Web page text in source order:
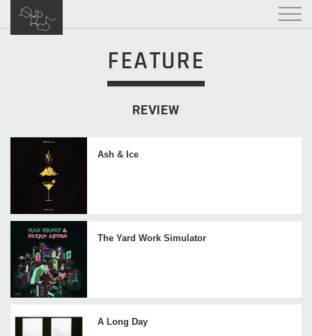
FEATURE
REVIEW
Ash & Ice
The Yard Work Simulator
A Long Day